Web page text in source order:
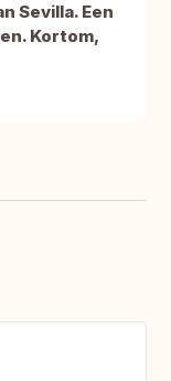
Sevilla. Een
Kortom,